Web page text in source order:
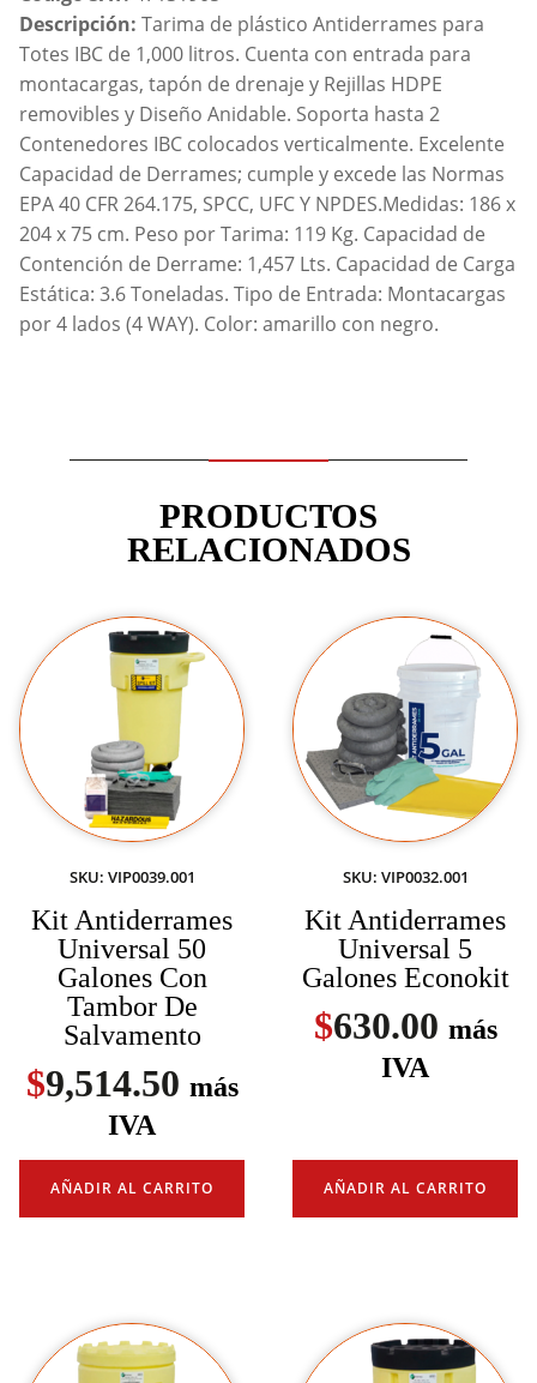
Descripción: Tarima de plástico Antiderrames para
Totes IBC de 1,000 litros. Cuenta con entrada para
montacargas, tapón de drenaje y Rejillas HDPE
removibles y Diseño Anidable. Soporta hasta 2
Contenedores IBC colocados verticalmente. Excelente
Capacidad de Derrames; cumple y excede las Normas
EPA 40 CFR 264.175, SPCC, UFC Y NPDES.Medidas: 186 x
204 x 75 cm. Peso por Tarima: 119 Kg. Capacidad de
Contención de Derrame: 1,457 Lts. Capacidad de Carga
Estática: 3.6 Toneladas. Tipo de Entrada: Montacargas
por 4 lados (4 WAY). Color: amarillo con negro.
PRODUCTOS
RELACIONADOS
SKU: VIP0039.001
Kit Antiderrames
Universal 50
Galones Con
Tambor De
Salvamento
$9,514.50 más
IVA
AÑADIR AL CARRITO
SKU: VIP0032.001
Kit Antiderrames
Universal 5
Galones Econokit
$630.00 más
IVA
AÑADIR AL CARRITO